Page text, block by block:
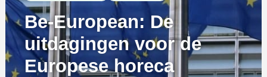
Be-European: De
uitdagingen voor de
Europese horeca